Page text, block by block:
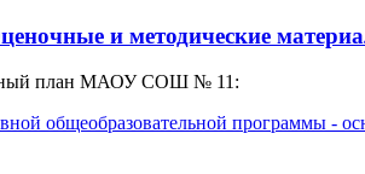
и методические
план МАОУ СОШ № 11:
общеобразовательной программы -